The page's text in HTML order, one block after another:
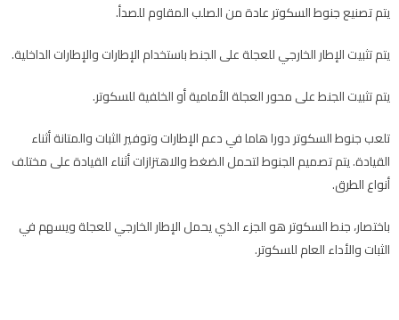
يتم تصنيع جنوط السكوتر عادة من الصلب المقاوم للصدأ.
يتم تثبيت الإطار الخارجي للعجلة على الجنط باستخدام الإطارات والإطارات الداخلية.
يتم تثبيت الجنط على محور العجلة الأمامية أو الخلفية للسكوتر.
تلعب جنوط السكوتر دورا هاما في دعم الإطارات وتوفير الثبات والمتانة أثناء
القيادة. يتم تصميم الجنوط لتحمل الضغط والاهتزازات أثناء القيادة على مختلف
أنواع الطرق.
باختصار، جنط السكوتر هو الجزء الذي يحمل الإطار الخارجي للعجلة ويسهم في
الثبات والأداء العام للسكوتر.